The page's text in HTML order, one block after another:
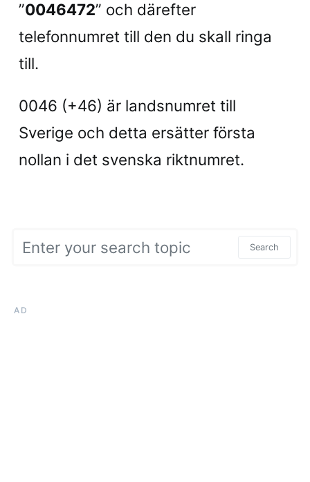
”0046472” och därefter
telefonnumret till den du skall ringa
till.
0046 (+46) är landsnumret till
Sverige och detta ersätter första
nollan i det svenska riktnumret.
Search
AD